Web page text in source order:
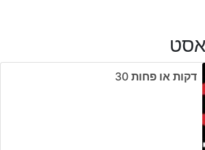
דקות או פחות ‎30